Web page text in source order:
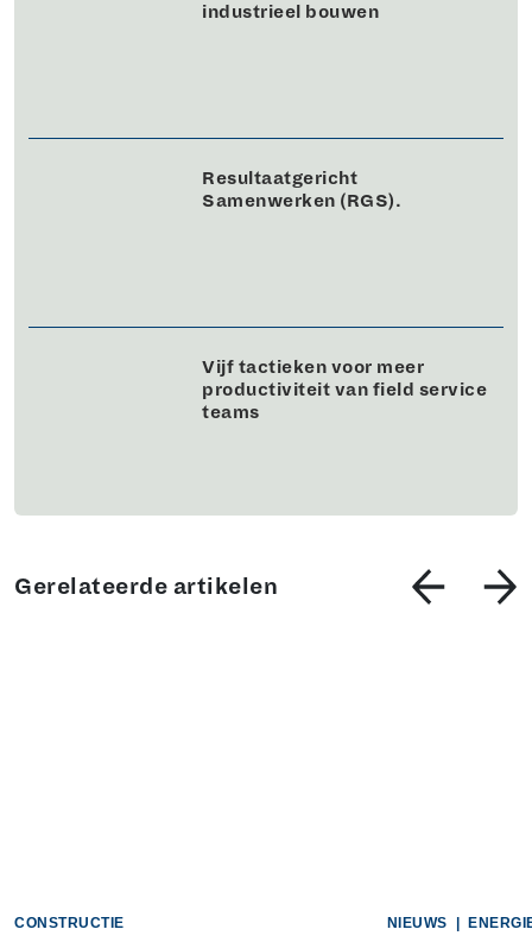
industrieel bouwen
Resultaatgericht
Samenwerken (RGS).
Vijf tactieken voor meer
productiviteit van field service
teams
Gerelateerde artikelen
CONSTRUCTIE NIEUWS